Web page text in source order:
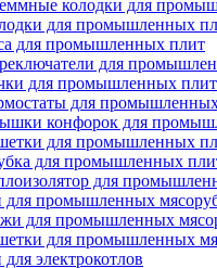
колодки для
для промышленных
для промышленных плит
для
для промышленных плит
для
конфорок для
для промышленных
для промышленных
для
для промышленных
для промышленных
для промышленных
для электрокотлов